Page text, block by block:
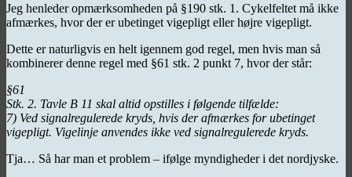
Jeg henleder opmærksomheden på §190 stk. 1. Cykelfeltet må ikke
afmærkes, hvor der er ubetinget vigepligt eller højre vigepligt.
Dette er naturligvis en helt igennem god regel, men hvis man så
kombinerer denne regel med §61 stk. 2 punkt 7, hvor der står:
§61
Stk. 2. Tavle B 11 skal altid opstilles i følgende tilfælde:
7) Ved signalregulerede kryds, hvis der afmærkes for ubetinget
vigepligt. Vigelinje anvendes ikke ved signalregulerede kryds.
Tja… Så har man et problem – ifølge myndigheder i det nordjyske.